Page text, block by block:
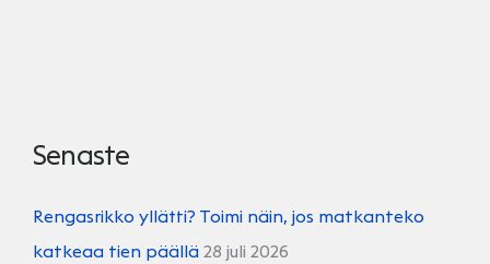
Senaste
Rengasrikko yllätti? Toimi näin, jos matkanteko
katkeaa tien päällä 28 juli 2026